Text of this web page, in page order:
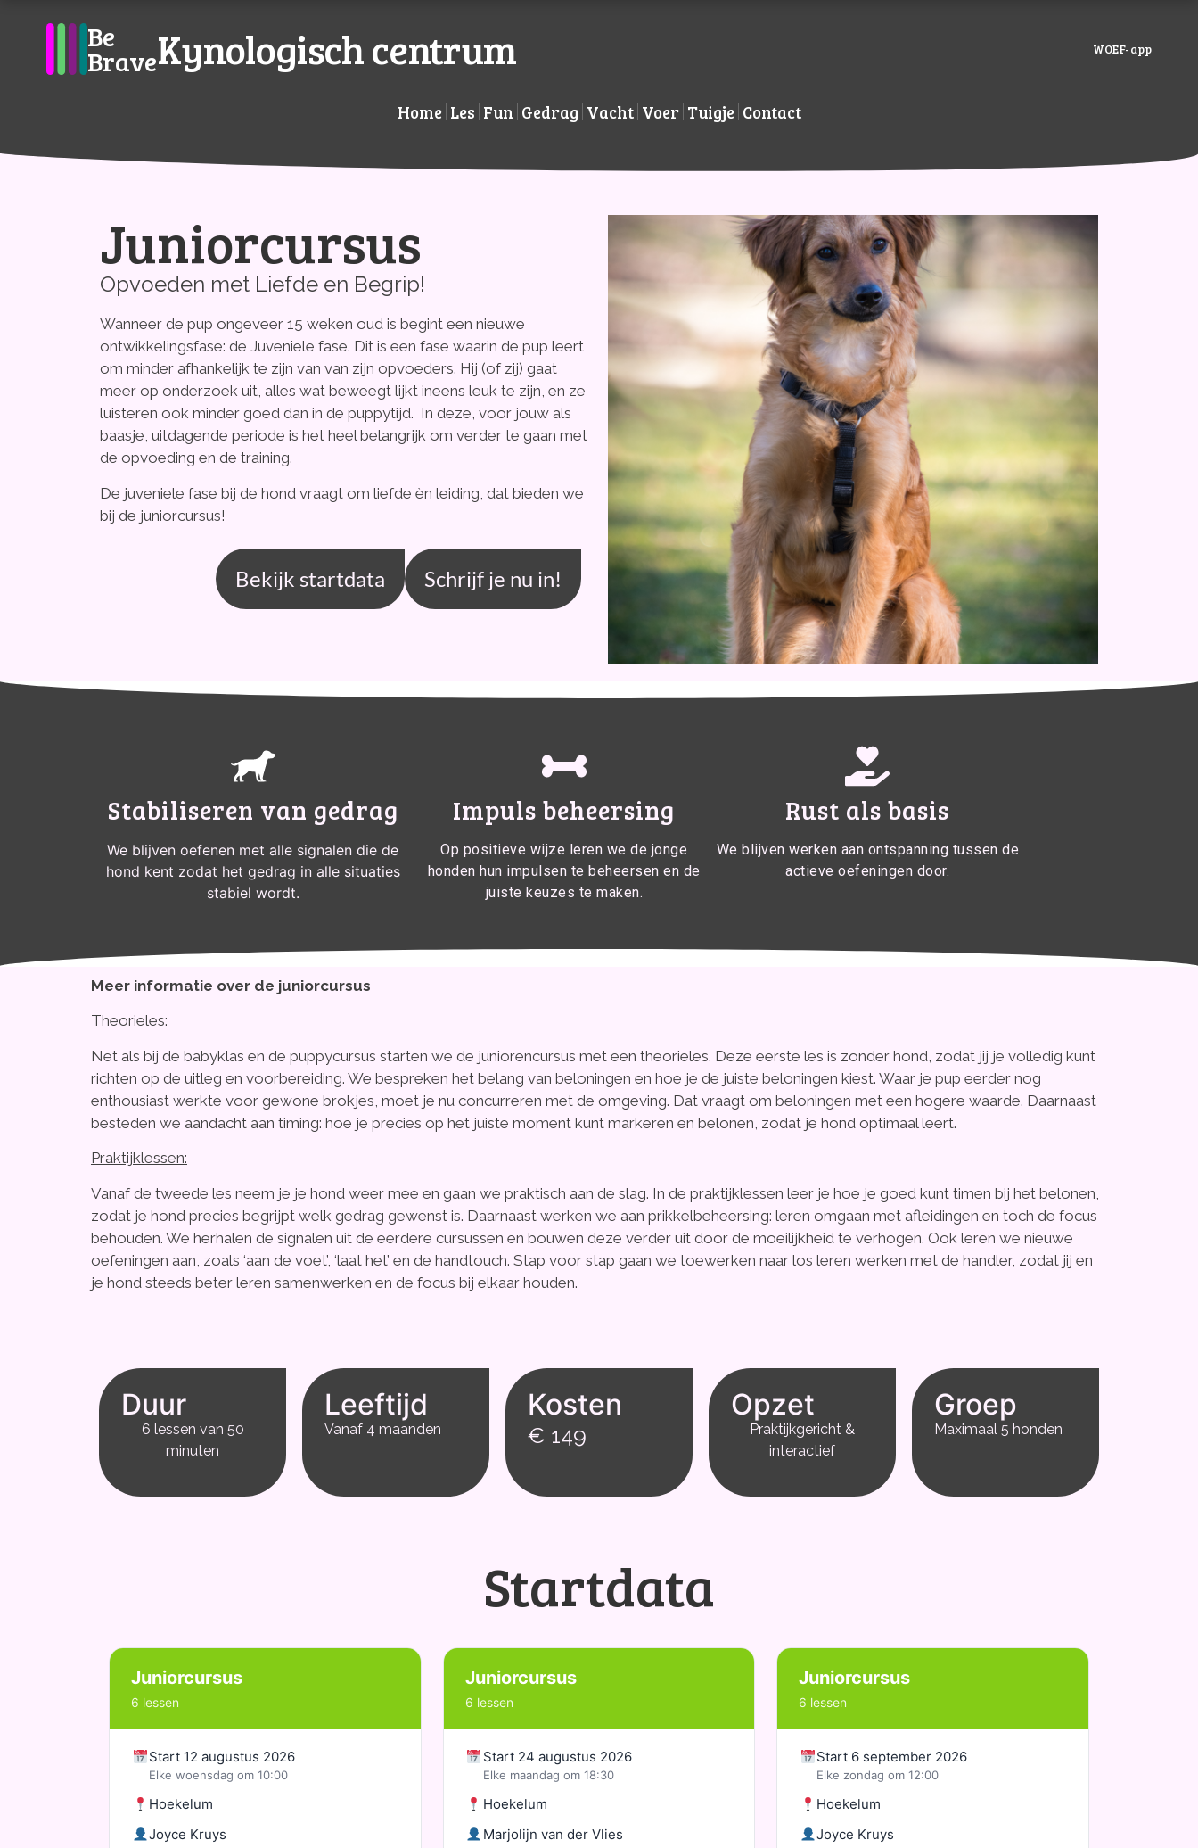
Be
Brave WOEF-app
Kynologisch centrum
Home Les Fun Gedrag Vacht Voer Tuigje Contact
Open de WOEF-app
Agenda, inschrijven en lesinfo
Juniorcursus
Opvoeden met Liefde en Begrip!
Wanneer de pup ongeveer 15 weken oud is begint een nieuwe
ontwikkelingsfase: de Juveniele fase. Dit is een fase waarin de pup leert
om minder afhankelijk te zijn van van zijn opvoeders. Hij (of zij) gaat
meer op onderzoek uit, alles wat beweegt lijkt ineens leuk te zijn, en ze
luisteren ook minder goed dan in de puppytijd. In deze, voor jouw als
baasje, uitdagende periode is het heel belangrijk om verder te gaan met
de opvoeding en de training.
De juveniele fase bij de hond vraagt om liefde èn leiding, dat bieden we
bij de juniorcursus!
Schrijf je nu in!
Bekijk startdata
Stabiliseren van gedrag
We blijven oefenen met alle signalen die de
hond kent zodat het gedrag in alle situaties
stabiel wordt.
Impuls beheersing
Op positieve wijze leren we de jonge
honden hun impulsen te beheersen en de
juiste keuzes te maken.
Rust als basis
We blijven werken aan ontspanning tussen de
actieve oefeningen door.
Meer informatie over de juniorcursus
Theorieles:
Net als bij de babyklas en de puppycursus starten we de juniorencursus met een theorieles. Deze eerste les is zonder hond, zodat jij je volledig kunt
richten op de uitleg en voorbereiding. We bespreken het belang van beloningen en hoe je de juiste beloningen kiest. Waar je pup eerder nog
enthousiast werkte voor gewone brokjes, moet je nu concurreren met de omgeving. Dat vraagt om beloningen met een hogere waarde. Daarnaast
besteden we aandacht aan timing: hoe je precies op het juiste moment kunt markeren en belonen, zodat je hond optimaal leert.
Praktijklessen:
Vanaf de tweede les neem je je hond weer mee en gaan we praktisch aan de slag. In de praktijklessen leer je hoe je goed kunt timen bij het belonen,
zodat je hond precies begrijpt welk gedrag gewenst is. Daarnaast werken we aan prikkelbeheersing: leren omgaan met afleidingen en toch de focus
behouden. We herhalen de signalen uit de eerdere cursussen en bouwen deze verder uit door de moeilijkheid te verhogen. Ook leren we nieuwe
oefeningen aan, zoals ‘aan de voet’, ‘laat het’ en de handtouch. Stap voor stap gaan we toewerken naar los leren werken met de handler, zodat jij en
je hond steeds beter leren samenwerken en de focus bij elkaar houden.
Duur
6 lessen van 50
minuten
Leeftijd
Vanaf 4 maanden
Kosten
€ 149
Opzet
Praktijkgericht &
interactief
Groep
Maximaal 5 honden
Startdata
Juniorcursus
6 lessen
Start 12 augustus 2026
Elke woensdag om 10:00
Hoekelum
Joyce Kruys
Juniorcursus
6 lessen
Start 24 augustus 2026
Elke maandag om 18:30
Hoekelum
Marjolijn van der Vlies
Juniorcursus
6 lessen
Start 6 september 2026
Elke zondag om 12:00
Hoekelum
Joyce Kruys